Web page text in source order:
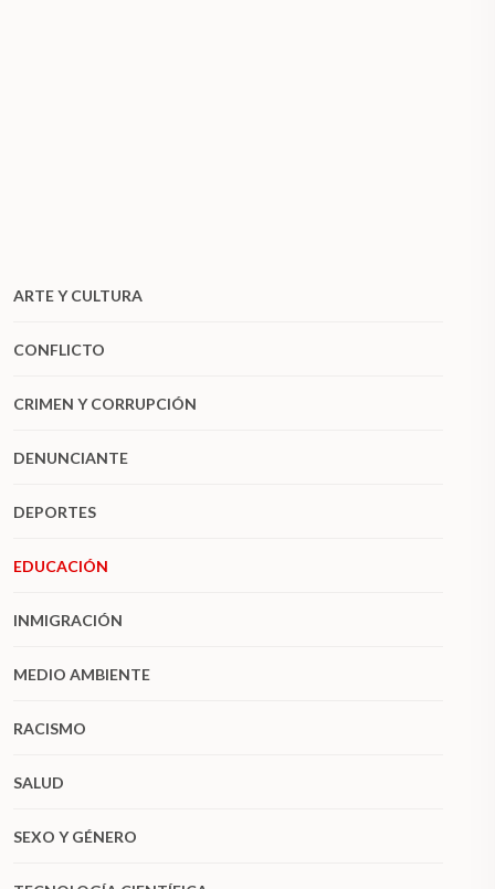
ARTE Y CULTURA
CONFLICTO
CRIMEN Y CORRUPCIÓN
DENUNCIANTE
DEPORTES
EDUCACIÓN
INMIGRACIÓN
MEDIO AMBIENTE
RACISMO
SALUD
SEXO Y GÉNERO